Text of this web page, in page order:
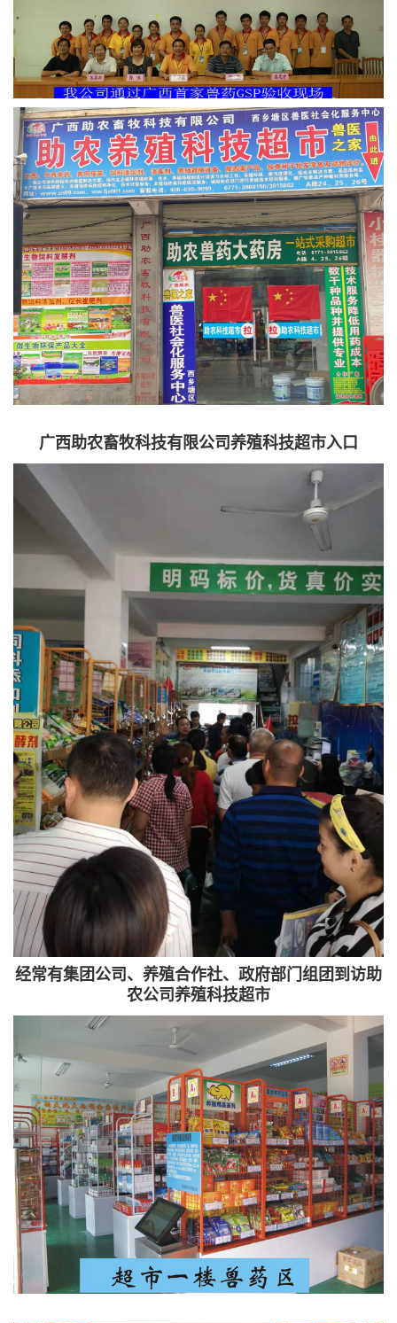
广西助农畜牧科技有限公司养殖科技超市入口
经常有集团公司、养殖合作社、政府部门组团到访助
农公司养殖科技超市